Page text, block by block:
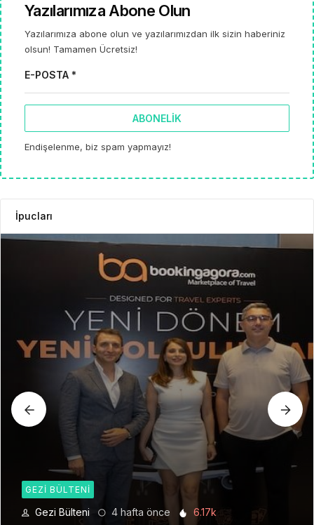
Yazılarımıza Abone Olun
Yazılarımıza abone olun ve yazılarımızdan ilk sizin haberiniz
olsun! Tamamen Ücretsiz!
E-POSTA *
ABONELIK
Endişelenme, biz spam yapmayız!
İpucları
GEZI BÜLTENI